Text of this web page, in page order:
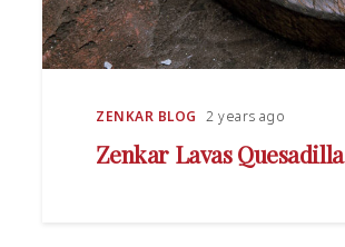
ZENKAR BLOG 2 years ago
Zenkar Lavas Quesadilla